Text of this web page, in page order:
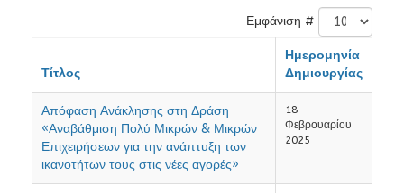
Εμφάνιση #
Τίτλος
Ημερομηνία
Δημιουργίας
Απόφαση Ανάκλησης στη Δράση
«Αναβάθμιση Πολύ Μικρών & Μικρών
Επιχειρήσεων για την ανάπτυξη των
ικανοτήτων τους στις νέες αγορές»
18
Φεβρουαρίου
2025